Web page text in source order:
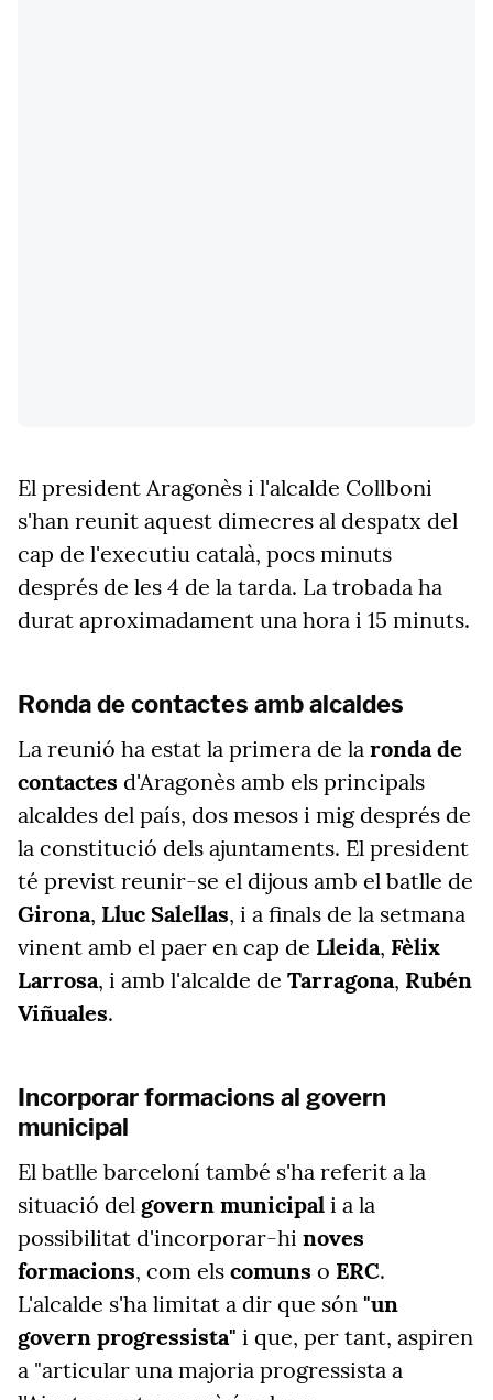
El president Aragonès i l'alcalde Collboni
s'han reunit aquest dimecres al despatx del
cap de l'executiu català, pocs minuts
després de les 4 de la tarda. La trobada ha
durat aproximadament una hora i 15 minuts.
Ronda de contactes amb alcaldes
La reunió ha estat la primera de la ronda de
contactes d'Aragonès amb els principals
alcaldes del país, dos mesos i mig després de
la constitució dels ajuntaments. El president
té previst reunir-se el dijous amb el batlle de
Girona, Lluc Salellas, i a finals de la setmana
vinent amb el paer en cap de Lleida, Fèlix
Larrosa, i amb l'alcalde de Tarragona, Rubén
Viñuales.
Incorporar formacions al govern
municipal
El batlle barceloní també s'ha referit a la
situació del govern municipal i a la
possibilitat d'incorporar-hi noves
formacions, com els comuns o ERC.
L'alcalde s'ha limitat a dir que són "un
govern progressista" i que, per tant, aspiren
a "articular una majoria progressista a